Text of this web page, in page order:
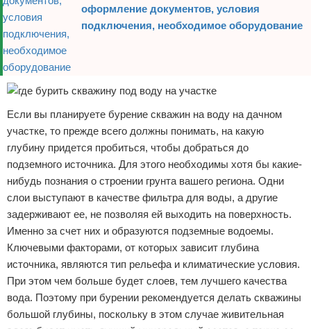
оформление документов, условия
подключения, необходимое оборудование
Если вы планируете бурение скважин на воду на дачном
участке, то прежде всего должны понимать, на какую
глубину придется пробиться, чтобы добраться до
подземного источника. Для этого необходимы хотя бы какие-
нибудь познания о строении грунта вашего региона. Одни
слои выступают в качестве фильтра для воды, а другие
задерживают ее, не позволяя ей выходить на поверхность.
Именно за счет них и образуются подземные водоемы.
Ключевыми факторами, от которых зависит глубина
источника, являются тип рельефа и климатические условия.
При этом чем больше будет слоев, тем лучшего качества
вода. Поэтому при бурении рекомендуется делать скважины
большой глубины, поскольку в этом случае живительная